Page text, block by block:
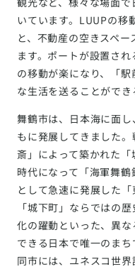
いています。LUUPの移
と、不動産の空きスペ
ます。ポートが設置さ
の移動が楽になり、「
な生活を送ることができ
舞鶴市は、日本海に面
もに発展してきました
斎」によって築かれた
時代になって「海軍舞鶴
として急速に発展した「
「城下町」ならではの
化の躍動といった、異
できる日本で唯一のまち
同市には、ユネスコ世